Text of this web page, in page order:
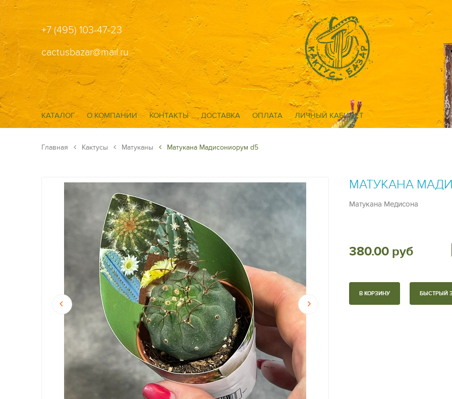
+7 (495) 103-47-23
cactusbazar@mail.ru
КАТАЛОГ О КОМПАНИИ КОНТАКТЫ ДОСТАВКА ОПЛАТА ЛИЧНЫЙ КАБИНЕТ
Главная Кактусы Матуканы Матукана Мадисониорум d5
МАТУКАНА
Матукана Медисона
380.00 руб
В КОРЗИНУ БЫСТРЫЙ